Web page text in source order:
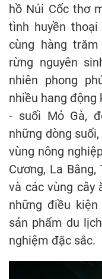
hồ Núi Cốc thơ
tình huyền thoại
cùng hàng
rừng nguyên
nhiên phong
nhiều hang động
- suối Mỏ Gà,
những dòng
vùng nông
Cương, La Bằng,
và các vùng cây
những điều
sản phẩm du
nghiệm đặc sắc.